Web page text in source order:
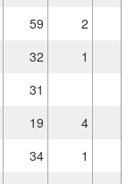
59 2
32 1
31
19
4
34 1